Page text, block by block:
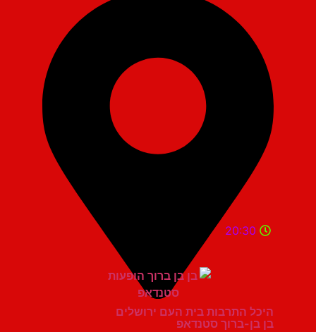
היכל התרבות בית העם ירושלים
20:30
בן בן-ברוך סטנדאפ